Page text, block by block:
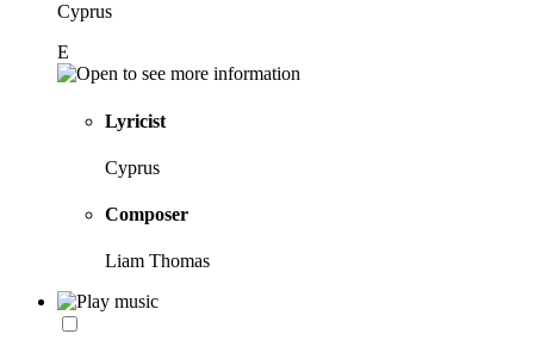
Cyprus
E
Lyricist
Cyprus
Composer
Liam Thomas